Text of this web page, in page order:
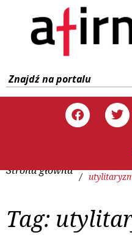
Strona główna /
Tag: